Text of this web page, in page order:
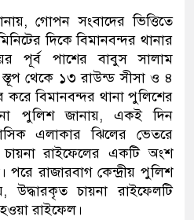
গোপন সংবাদের ভিত্তিতে
দিকে বিমানবন্দর থানার
পূর্ব পাশের বাবুস সালাম
থেকে ১৩ রাউন্ড সীসা ও ৪
করে বিমানবন্দর থানা পুলিশের
পুলিশ জানায়, একই দিন
এলাকার ঝিলের ভেতরে
চায়না রাইফেলের একটি অংশ
রাজারবাগ কেন্দ্রীয় পুলিশ
উদ্ধারকৃত চায়না রাইফেলটি
রাইফেল।